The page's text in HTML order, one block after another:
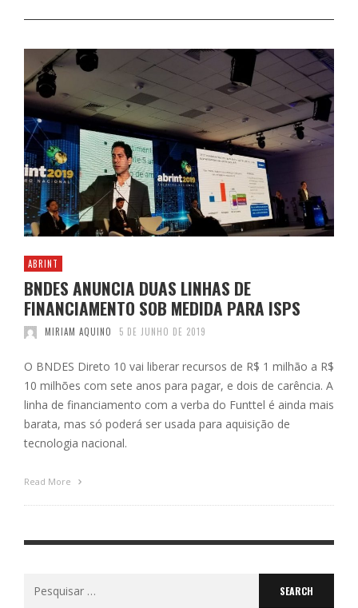
ABRINT
BNDES ANUNCIA DUAS LINHAS DE
FINANCIAMENTO SOB MEDIDA PARA ISPS
MIRIAM AQUINO 5 DE JUNHO DE 2019
O BNDES Direto 10 vai liberar recursos de R$ 1 milhão a R$
10 milhões com sete anos para pagar, e dois de carência. A
linha de financiamento com a verba do Funttel é ainda mais
barata, mas só poderá ser usada para aquisição de
tecnologia nacional.
Read More